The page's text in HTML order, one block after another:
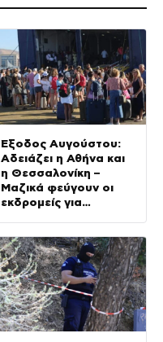
Έξοδος Αυγούστου:
Αδειάζει η Αθήνα και
η Θεσσαλονίκη –
Μαζικά φεύγουν οι
εκδρομείς για